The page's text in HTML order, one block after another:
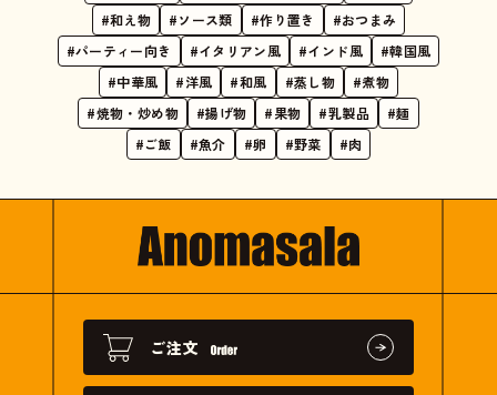
#和え物
#ソース類 #作り置き
#おつまみ
#パーティー向き
#イタリアン風 #インド風
#韓国風
#中華風
#洋風 #和風 #蒸し物
#煮物
#焼物・炒め物
#揚げ物 #果物 #乳製品
#麺
#ご飯
#魚介 #卵 #野菜 #肉
ご注文